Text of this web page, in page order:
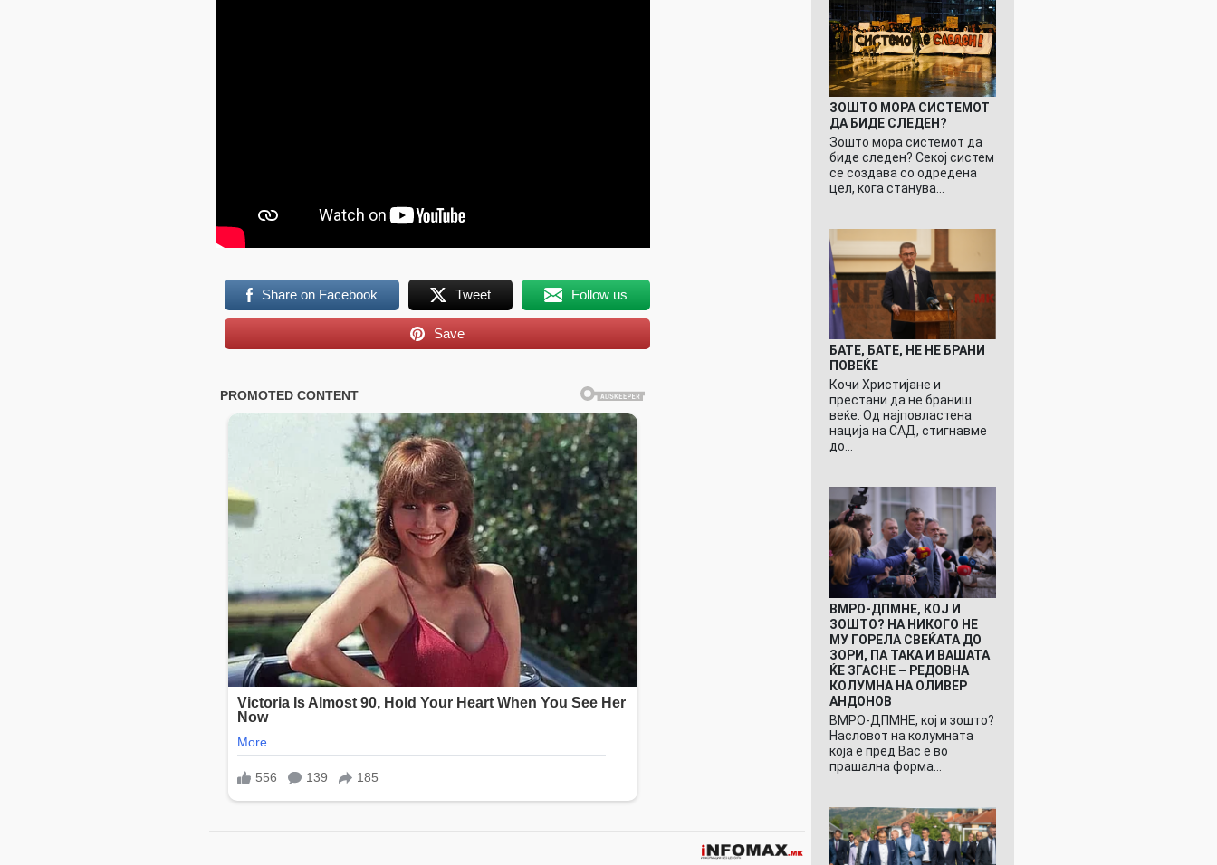
Share on Facebook Tweet Follow us
Save
ЗОШТО МОРА СИСТЕМОТ
ДА БИДЕ СЛЕДЕН?
Зошто мора системот да
биде следен? Секој систем
се создава со одредена
цел, кога станува…
БАТЕ, БАТЕ, НЕ НЕ БРАНИ
ПОВЕЌЕ
Кочи Христијане и
престани да не браниш
веќе. Од најповластена
нација на САД, стигнавме
до…
ВМРО-ДПМНЕ, КОЈ И
ЗОШТО? НА НИКОГО НЕ
МУ ГОРЕЛА СВЕЌАТА ДО
ЗОРИ, ПА ТАКА И ВАШАТА
ЌЕ ЗГАСНЕ – РЕДОВНА
КОЛУМНА НА ОЛИВЕР
АНДОНОВ
ВМРО-ДПМНЕ, кој и зошто?
Насловот на колумната
која е пред Вас е во
прашална форма…